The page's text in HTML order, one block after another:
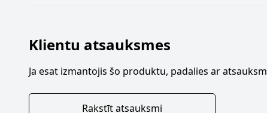
Klientu atsauksmes
Ja esat izmantojis šo produktu, padalies ar
Rakstīt atsauksmi